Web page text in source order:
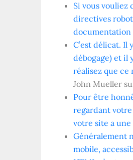
Si vous vouliez
directives
documentation
C’est délicat.
débogage) et il
réalisez que ce
John Mueller
Pour être
regardant
votre site a
Généralement
mobile,